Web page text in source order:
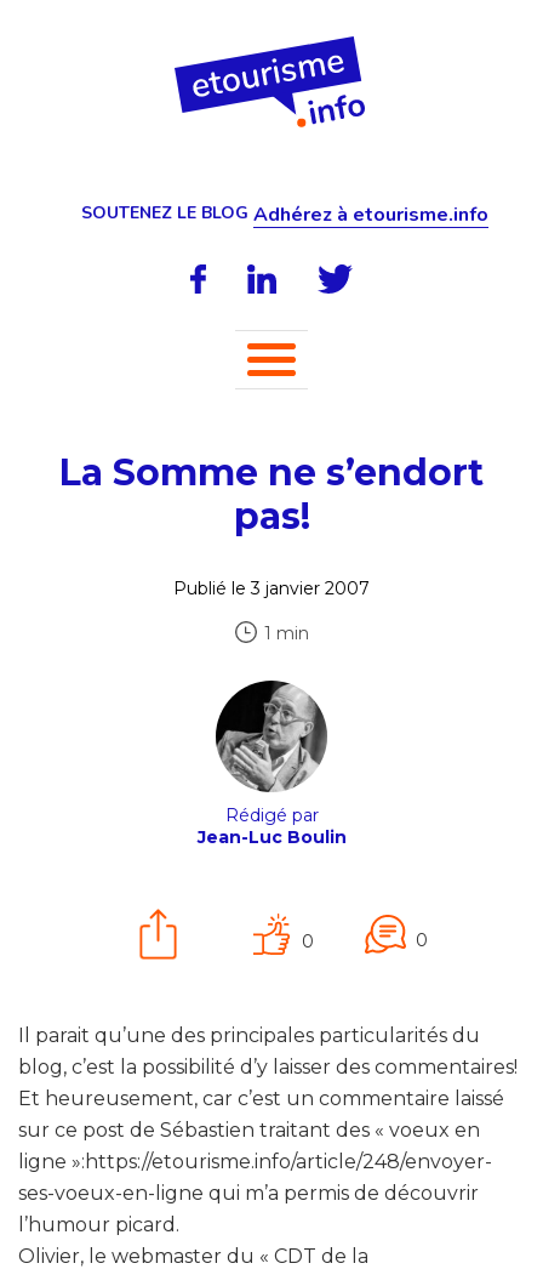
SOUTENEZ LE BLOG Adhérez à etourisme.info
La Somme ne s’endort
pas!
Publié le 3 janvier 2007
1 min
Rédigé par
Jean-Luc Boulin
0 0
Il parait qu’une des principales particularités du
blog, c’est la possibilité d’y laisser des commentaires!
Et heureusement, car c’est un commentaire laissé
sur ce post de Sébastien traitant des « voeux en
ligne »:https://etourisme.info/article/248/envoyer-
ses-voeux-en-ligne qui m’a permis de découvrir
l’humour picard.
Olivier, le webmaster du « CDT de la